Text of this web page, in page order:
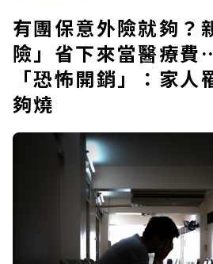
有團保意外險就夠？
險」省下來當醫療
「恐怖開銷」：家
夠燒